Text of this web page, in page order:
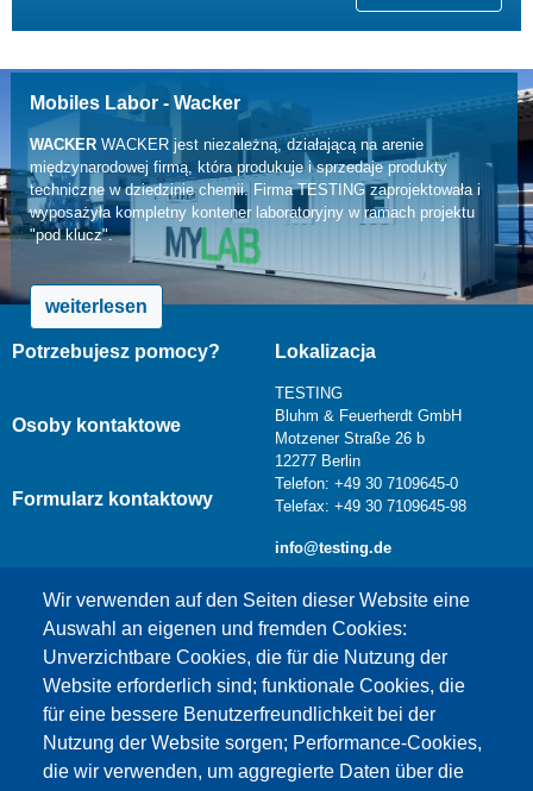
Mobiles Labor - Wacker
WACKERWACKER jest niezależną, działającą na arenie
międzynarodowej firmą, która produkuje i sprzedaje produkty
techniczne w dziedzinie chemii. Firma TESTING zaprojektowała i
wyposażyła kompletny kontener laboratoryjny w ramach projektu
"pod klucz".
weiterlesen
Wir verwenden auf den Seiten dieser Website eine
Auswahl an eigenen und fremden Cookies:
Unverzichtbare Cookies, die für die Nutzung der
Website erforderlich sind; funktionale Cookies, die
für eine bessere Benutzerfreundlichkeit bei der
Nutzung der Website sorgen; Performance-Cookies,
die wir verwenden, um aggregierte Daten über die
Potrzebujesz pomocy?
Osoby kontaktowe
Formularz kontaktowy
Lokalizacja
TESTING
Bluhm & Feuerherdt GmbH
Motzener Straße 26 b
12277 Berlin
Telefon: +49 30 7109645-0
Telefax: +49 30 7109645-98
info@testing.de
Dieser Inhalt ist blockiert, da die Google Maps